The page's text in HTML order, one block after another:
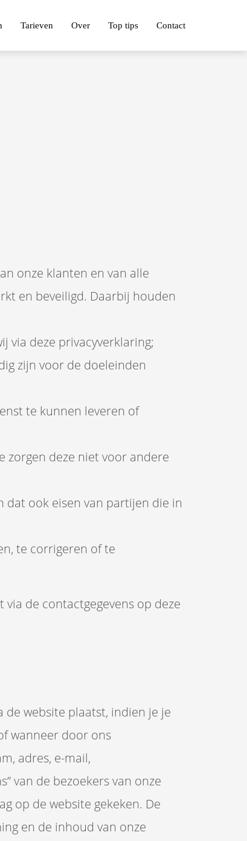
Tarieven Over Top tips Contact
onze klanten en van alle
en beveiligd. Daarbij houden
via deze privacyverklaring;
zijn voor de doeleinden
te kunnen leveren of
zorgen deze niet voor andere
dat ook eisen van partijen die in
te corrigeren of te
de contactgegevens op deze
de website plaatst, indien je je
wanneer door ons
adres, e-mail,
van de bezoekers van onze
op de website gekeken. De
en de inhoud van onze